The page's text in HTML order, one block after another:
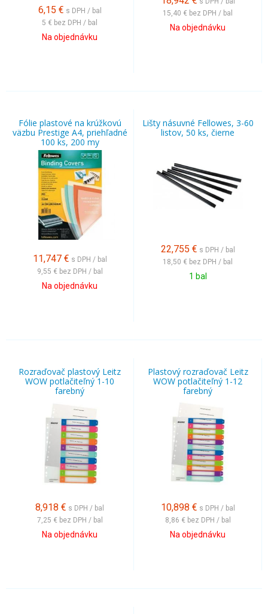
6,15 € s DPH / bal
5 € bez DPH / bal
Na objednávku
15,40 € bez DPH / bal
Na objednávku
Fólie plastové na krúžkovú
väzbu Prestige A4, priehľadné
100 ks, 200 my
11,747 € s DPH / bal
9,55 € bez DPH / bal
Na objednávku
Lišty násuvné Fellowes, 3-60
listov, 50 ks, čierne
22,755 € s DPH / bal
18,50 € bez DPH / bal
1 bal
Rozraďovač plastový Leitz
WOW potlačiteľný 1-10
farebný
8,918 € s DPH / bal
7,25 € bez DPH / bal
Na objednávku
Plastový rozraďovač Leitz
WOW potlačiteľný 1-12
farebný
10,898 € s DPH / bal
8,86 € bez DPH / bal
Na objednávku